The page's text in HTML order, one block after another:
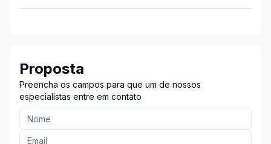
Proposta
Preencha os campos para que um de nossos
especialistas entre em contato